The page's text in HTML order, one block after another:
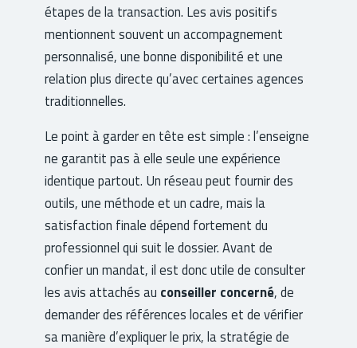
étapes de la transaction. Les avis positifs
mentionnent souvent un accompagnement
personnalisé, une bonne disponibilité et une
relation plus directe qu’avec certaines agences
traditionnelles.
Le point à garder en tête est simple : l’enseigne
ne garantit pas à elle seule une expérience
identique partout. Un réseau peut fournir des
outils, une méthode et un cadre, mais la
satisfaction finale dépend fortement du
professionnel qui suit le dossier. Avant de
confier un mandat, il est donc utile de consulter
les avis attachés au conseiller concerné, de
demander des références locales et de vérifier
sa manière d’expliquer le prix, la stratégie de